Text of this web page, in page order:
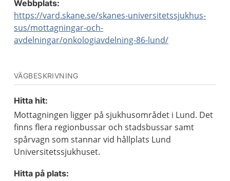
Webbplats:
https://vard.skane.se/skanes-universitetssjukhus-
sus/mottagningar-och-
avdelningar/onkologiavdelning-86-lund/
VÄGBESKRIVNING
Hitta hit:
Mottagningen ligger på sjukhusområdet i Lund. Det
finns flera regionbussar och stadsbussar samt
spårvagn som stannar vid hållplats Lund
Universitetssjukhuset.
Hitta på plats: